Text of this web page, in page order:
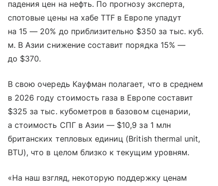
падения цен на нефть. По прогнозу эксперта,
спотовые цены на хабе TTF в Европе упадут
на 15 — 20% до приблизительно $350 за тыс. куб.
м. В Азии снижение составит порядка 15% —
до $370.
В свою очередь Кауфман полагает, что в среднем
в 2026 году стоимость газа в Европе составит
$325 за тыс. кубометров в базовом сценарии,
а стоимость СПГ в Азии — $10,9 за 1 млн
британских тепловых единиц (British thermal unit,
BTU), что в целом близко к текущим уровням.
«На наш взгляд, некоторую поддержку ценам